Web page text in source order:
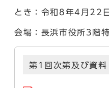
とき：令和8年4月22
会場：長浜市役所3階
第1回次第及び資料